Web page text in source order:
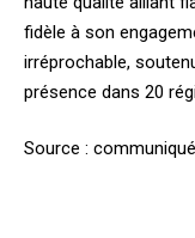
fidèle à son
irréprochable,
présence dans 20
Source : communiqué